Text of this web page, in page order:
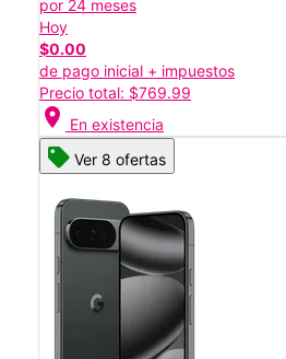
por 24 meses
Hoy
$0.00
de pago inicial + impuestos
Precio total: $769.99
location_on En existencia
Ver 8 ofertas